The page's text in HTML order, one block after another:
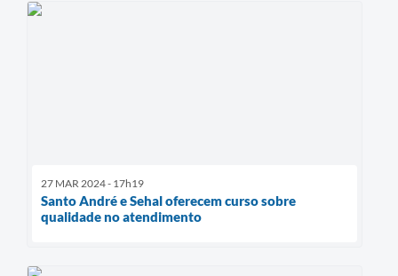
27 MAR 2024 - 17h19
Santo André e Sehal oferecem curso sobre
qualidade no atendimento